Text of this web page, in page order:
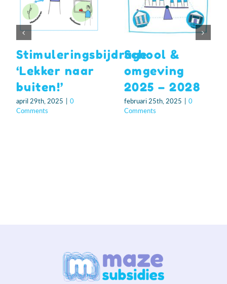
Stimuleringsbijdrage
‘Lekker naar
buiten!’
april 29th, 2025
0
Comments
School &
omgeving
2025 – 2028
februari 25th, 2025
0
Comments